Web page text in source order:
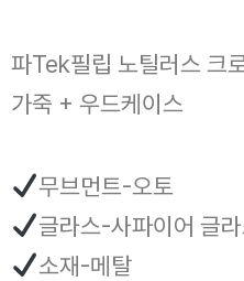
파Tek필립 노틸러스 크
가죽 + 우드케이스
무브먼트-오토
글라스-사파이어 글
소재-메탈